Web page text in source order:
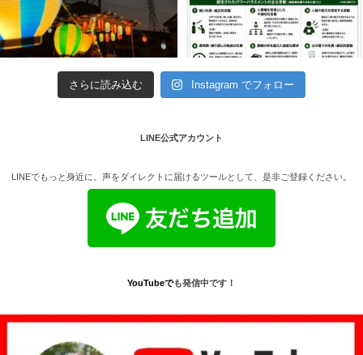
さらに読み込む Instagram でフォロー
LINE公式アカウント
LINEでもっと身近に。声をダイレクトに届けるツールとして、是非ご登録ください。
YouTubeでも発信中です！